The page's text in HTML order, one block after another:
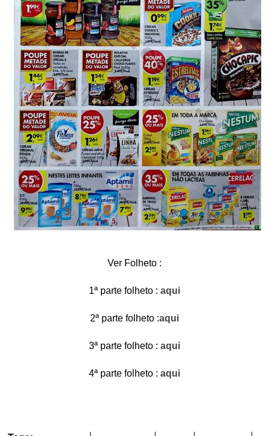
Ver Folheto :
1ª parte folheto : aqui
2ª parte folheto :aqui
3ª parte folheto : aqui
4ª parte folheto : aqui